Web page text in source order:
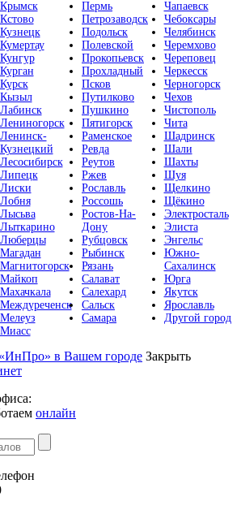
Крымск
Кстово
Кузнецк
Кумертау
Кунгур
Курган
Курск
Кызыл
Лабинск
Лениногорск
Ленинск-
Кузнецкий
Лесосибирск
Липецк
Лиски
Лобня
Лысьва
Лыткарино
Люберцы
Магадан
Магнитогорск
Майкоп
Махачкала
Междуреченск
Мелеуз
Миасс
Пермь
Петрозаводск
Подольск
Полевской
Прокопьевск
Прохладный
Псков
Путилково
Пушкино
Пятигорск
Раменское
Ревда
Реутов
Ржев
Рославль
Россошь
Ростов-На-
Дону
Рубцовск
Рыбинск
Рязань
Салават
Салехард
Сальск
Самара
Чапаевск
Чебоксары
Челябинск
Черемхово
Череповец
Черкесск
Черногорск
Чехов
Чистополь
Чита
Шадринск
Шали
Шахты
Шуя
Щелкино
Щёкино
Электросталь
Элиста
Энгельс
Южно-
Сахалинск
Юрга
Якутск
Ярославль
Другой город
в Вашем городе Закрыть
онлайн